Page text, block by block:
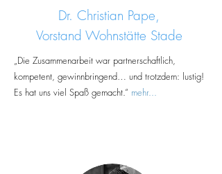
Dr. Christian Pape,
Vorstand Wohnstätte Stade
„Die Zusammenarbeit war partnerschaftlich,
kompetent, gewinnbringend… und trotzdem: lustig!
Es hat uns viel Spaß gemacht.“ mehr...